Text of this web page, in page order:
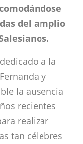
del amplio
a la
y
la ausencia
recientes
realizar
tan célebres